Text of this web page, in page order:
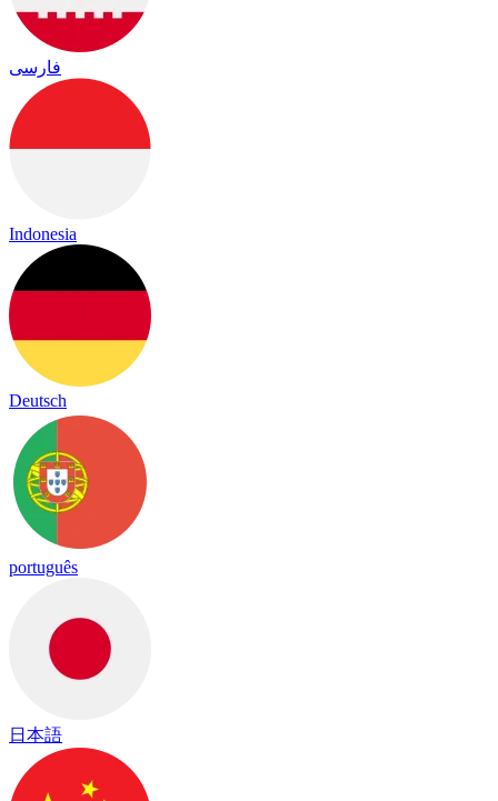
فارسی
Indonesia
Deutsch
português
日本語